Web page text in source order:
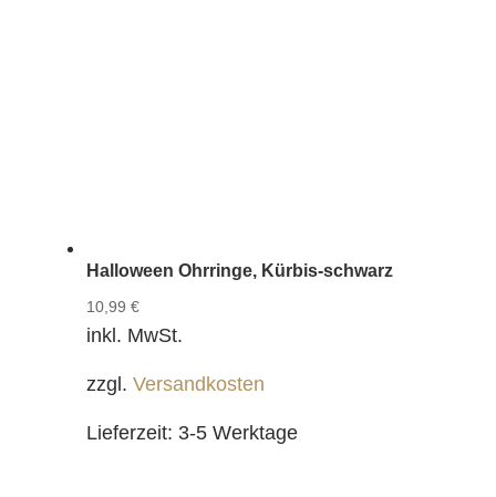
Halloween Ohrringe, Kürbis-schwarz
10,99 €
inkl. MwSt.
zzgl. Versandkosten
Lieferzeit: 3-5 Werktage